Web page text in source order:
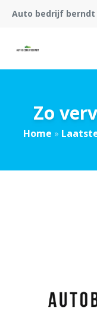
Auto bedrijf berndt
Zo
Home »